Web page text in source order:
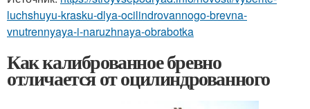
luchshuyu-krasku-dlya-ocilindrovannogo-brevna-
vnutrennyaya-i-naruzhnaya-obrabotka
Как калиброванное бревно
отличается от оцилиндрованного